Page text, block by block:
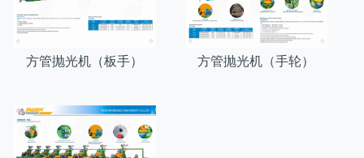
方管抛光机（板手） 方管抛光机（手轮）